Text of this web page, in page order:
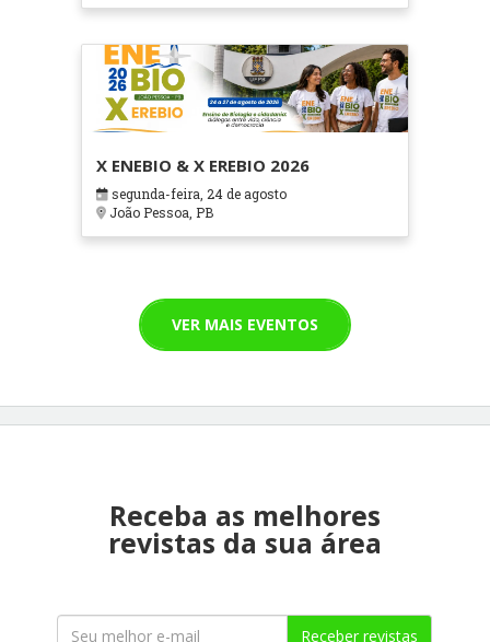
X ENEBIO & X EREBIO 2026
segunda-feira, 24 de agosto
João Pessoa, PB
VER MAIS EVENTOS
Receba as melhores
revistas da sua área
Receber revistas